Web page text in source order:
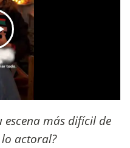
escena más difícil de
actoral?